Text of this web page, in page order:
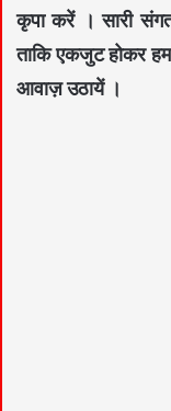
कृपा करें । सारी
ताकि एकजुट होकर हम
आवाज़ उठायें ।